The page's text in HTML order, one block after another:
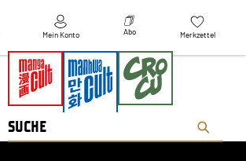
Mein Konto Abo Merkzettel